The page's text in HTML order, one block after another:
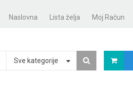
Naslovna Lista želja Moj Račun
Sve kategorije